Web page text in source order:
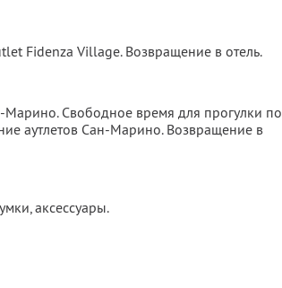
Fidenza Village. Возвращение в отель.
Марино. Свободное время для прогулки по
аутлетов Сан-Марино. Возвращение в
аксессуары.